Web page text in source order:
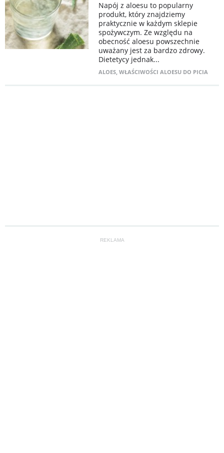
Napój z aloesu to popularny
produkt, który znajdziemy
praktycznie w każdym sklepie
spożywczym. Ze względu na
obecność aloesu powszechnie
uważany jest za bardzo zdrowy.
Dietetycy jednak...
ALOES, WŁAŚCIWOŚCI ALOESU DO PICIA
REKLAMA